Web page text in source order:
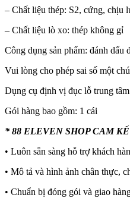
– Chất liệu thép: S2, cứng, chịu
– Chất liệu lò xo: ​​thép không gỉ
Công dụng sản phẩm: đánh dấu
Vui lòng cho phép sai số một
Dụng cụ định vị đục lỗ trung
Gói hàng bao gồm: 1 cái
* 88 ELEVEN SHOP CAM
• Luôn sẵn sàng hỗ trợ khách
• Mô tả và hình ảnh chân thực,
• Chuẩn bị đóng gói và giao